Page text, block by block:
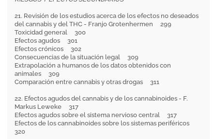
21. Revisión de los estudios acerca de los efectos no deseados
del cannabis y del THC - Franjo Grotenhermen 299
Toxicidad general 300
Efectos agudos 301
Efectos crónicos 302
Consecuencias de la situación legal 309
Extrapolación a humanos de los datos obtenidos con
animales 309
Comparación entre cannabis y otras drogas 311
22. Efectos agudos del cannabis y de los cannabinoides - F.
Markus Leweke 317
Efectos agudos sobre el sistema nervioso central 317
Efectos de los cannabinoides sobre los sistemas periféricos
320